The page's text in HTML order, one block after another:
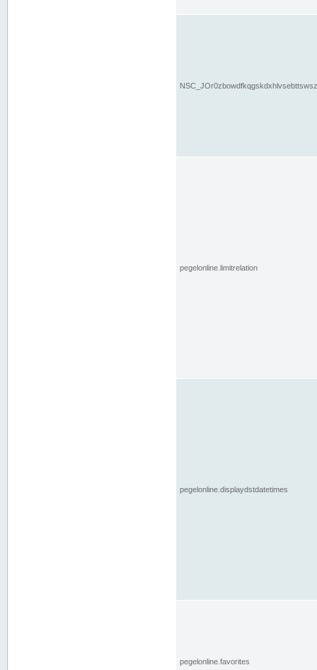
pegelonline.limitrelation
pegelonline.displaydstdatetimes
pegelonline.favorites